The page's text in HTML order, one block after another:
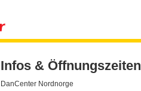
Infos & Öffnungszeiten
DanCenter Nordnorge